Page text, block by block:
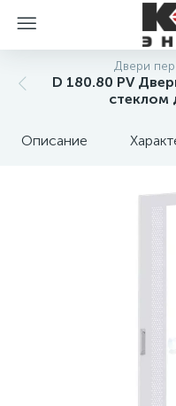
Двери
D 180.80 PV
стеклом
Описание